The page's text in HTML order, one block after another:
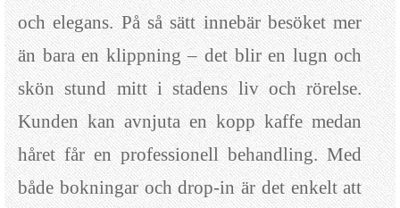
och elegans. På så sätt innebär besöket mer
än bara en klippning – det blir en lugn och
skön stund mitt i stadens liv och rörelse.
Kunden kan avnjuta en kopp kaffe medan
håret får en professionell behandling. Med
både bokningar och drop-in är det enkelt att